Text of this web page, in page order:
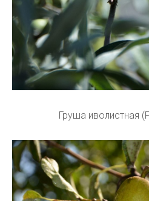
Груша иволистная